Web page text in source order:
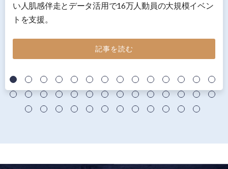
い人肌感伴走とデータ活用で16万人動員の大規模イベン
トを支援。
記事を読む